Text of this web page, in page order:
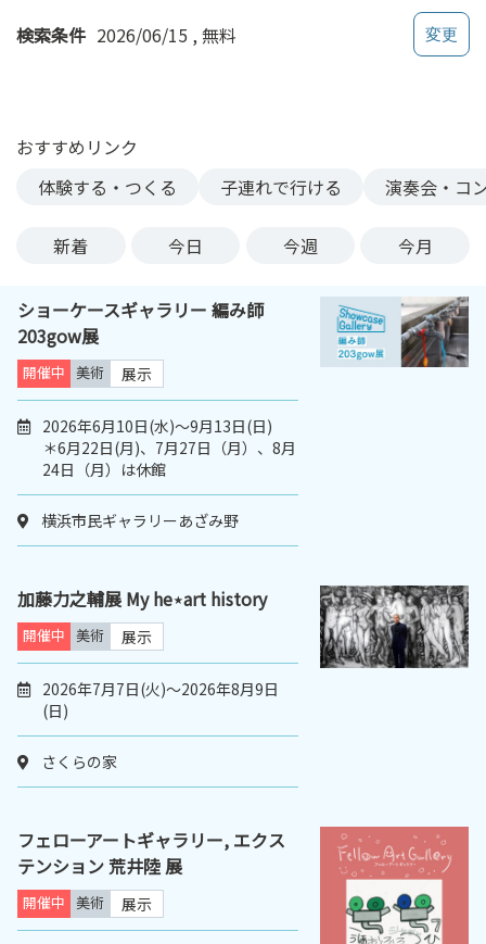
の検索条件 2026/06/15 無料
おすすめリンク
体験する・つくる
子連れで行ける 演奏会・コ
新着 今日 今週 今月
ショーケースギャラリー 編み師
203gow展
開催中 美術 展示
2026年6月10日(水)～9月13日(日)
＊6月22日(月)、7月27日（月）、8月
24日（月）は休館
横浜市民ギャラリーあざみ野
加藤力之輔展 My he⋆art history
開催中 美術 展示
2026年7月7日(火)～2026年8月9日
(日)
さくらの家
フェローアートギャラリー, エクス
テンション 荒井陸 展
開催中 美術 展示